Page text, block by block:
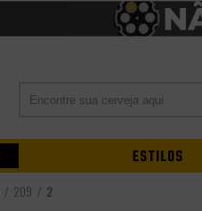
ESTILOS
209 2